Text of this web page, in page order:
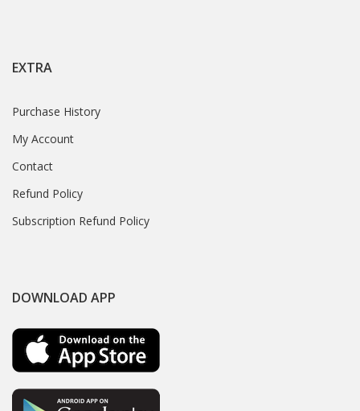
EXTRA
Purchase History
My Account
Contact
Refund Policy
Subscription Refund Policy
DOWNLOAD APP